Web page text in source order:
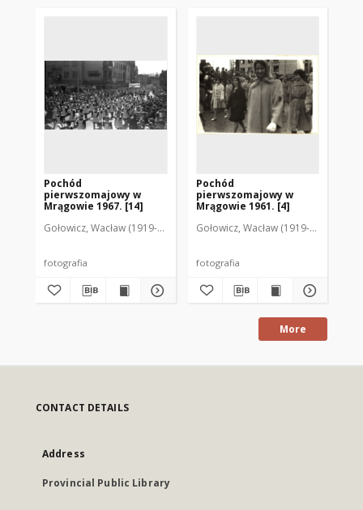
Pochód
pierwszomajowy w
Mrągowie 1967. [14]
Gołowicz, Wacław (1919-1983). Fot.
fotografia
Pochód
pierwszomajowy w
Mrągowie 1961. [4]
Gołowicz, Wacław (1919-1983). Fot.
fotografia
More
CONTACT DETAILS
Address
Provincial Public Library